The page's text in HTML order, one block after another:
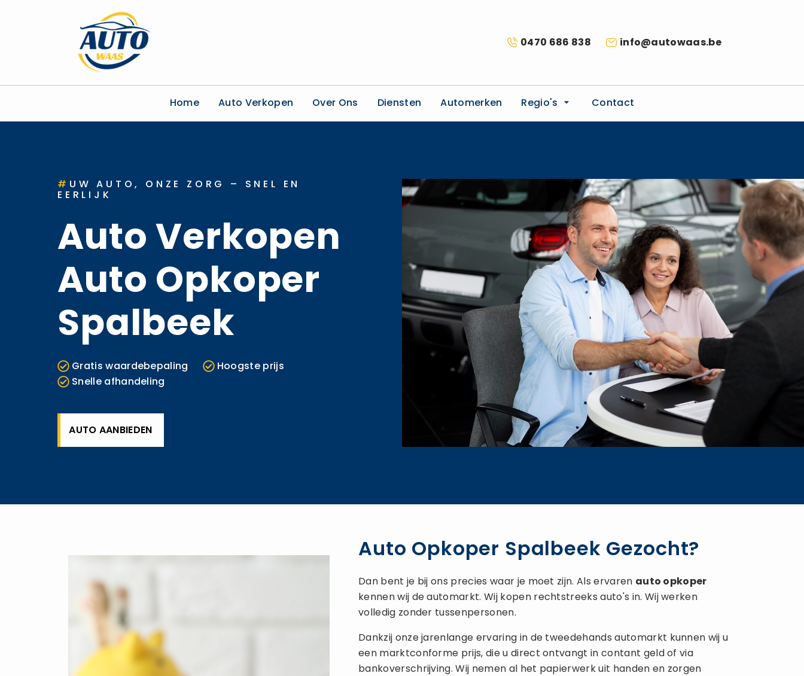
0470 686 838 info@autowaas.be
Home Auto Verkopen Over Ons Diensten Automerken Regio's Contact
# UW AUTO, ONZE ZORG – SNEL EN
EERLIJK
Auto Verkopen
Auto Opkoper
Spalbeek
Gratis waardebepaling
Hoogste prijs
Snelle afhandeling
AUTO AANBIEDEN
Auto Opkoper Spalbeek Gezocht?
Dan bent je bij ons precies waar je moet zijn. Als ervaren auto opkoper
kennen wij de automarkt. Wij kopen rechtstreeks auto's in. Wij werken
volledig zonder tussenpersonen.
Dankzij onze jarenlange ervaring in de tweedehands automarkt kunnen wij u
een marktconforme prijs, die u direct ontvangt in contant geld of via
bankoverschrijving. Wij nemen al het papierwerk uit handen en zorgen